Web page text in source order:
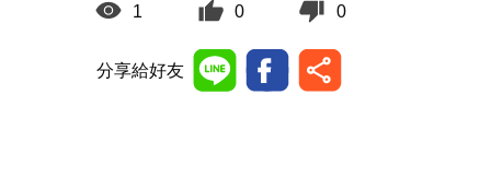
1 0 0
分享給好友